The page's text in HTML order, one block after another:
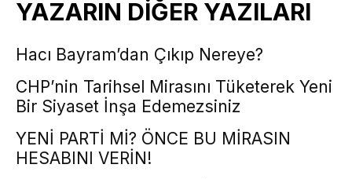
YAZARIN DİĞER YAZILARI
Hacı Bayram’dan Çıkıp Nereye?
CHP’nin Tarihsel Mirasını Tüketerek Yeni
Bir Siyaset İnşa Edemezsiniz
YENİ PARTİ Mİ? ÖNCE BU MİRASIN
HESABINI VERİN!